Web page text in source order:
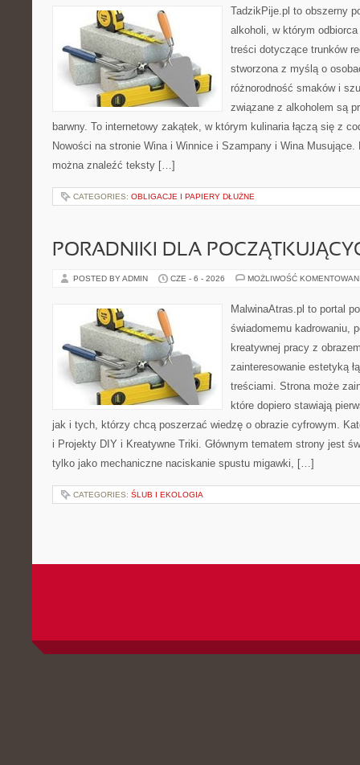
TadzikPije.pl to obszerny
alkoholi, w którym
treści dotyczące trunków
stworzona z myślą o
różnorodność smaków i
związane z alkoholem są
barwny. To internetowy zakątek, w którym kulinaria łączą się z
Nowości na stronie Wina i Winnice i Szampany i Wina Musujące.
można znaleźć teksty […]
CATEGORIES: OBLIGACJE I PAPIERY DŁUŻNE
PORADNIKI DLA
POSTED BY ADMIN CZE - 6 - 2026 MOŻLIWOŚĆ
MalwinaAtras.pl to portal
świadomemu kadrowaniu,
kreatywnej pracy z
zainteresowanie estetyką
treściami. Strona może
które dopiero stawiają
jak i tych, którzy chcą poszerzać wiedzę o obrazie cyfrowym.
i Projekty DIY i Kreatywne Triki. Głównym tematem strony jest
tylko jako mechaniczne naciskanie spustu migawki, […]
CATEGORIES: ŚLUB I EKOLOGIA